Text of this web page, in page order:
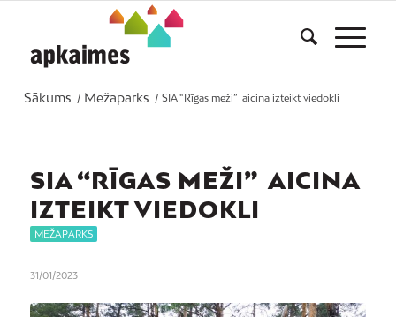
Sākums / Mežaparks / SIA “Rīgas meži” aicina izteikt viedokli
SIA “RĪGAS MEŽI” AICINA
IZTEIKT VIEDOKLI
MEŽAPARKS
31/01/2023